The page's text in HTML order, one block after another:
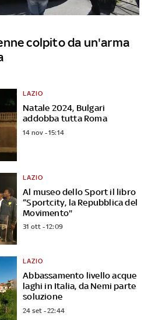
colpito da un'arma
Natale 2024, Bulgari
addobba tutta Roma
LAZIO
14 nov - 15:14
Al museo dello Sport il libro
“Sportcity, la Repubblica del
Movimento"
LAZIO
31 ott - 12:09
Abbassamento livello acque
laghi in Italia, da Nemi parte
soluzione
LAZIO
24 set - 22:44